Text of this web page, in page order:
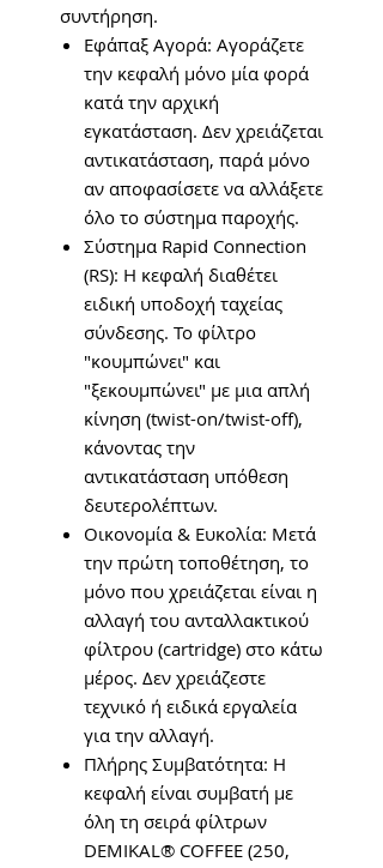
συντήρηση.
Εφάπαξ Αγορά: Αγοράζετε
την κεφαλή μόνο μία φορά
κατά την αρχική
εγκατάσταση. Δεν χρειάζεται
αντικατάσταση, παρά μόνο
αν αποφασίσετε να αλλάξετε
όλο το σύστημα παροχής.
Σύστημα Rapid Connection
(RS): Η κεφαλή διαθέτει
ειδική υποδοχή ταχείας
σύνδεσης. Το φίλτρο
"κουμπώνει" και
"ξεκουμπώνει" με μια απλή
κίνηση (twist-on/twist-off),
κάνοντας την
αντικατάσταση υπόθεση
δευτερολέπτων.
Οικονομία & Ευκολία: Μετά
την πρώτη τοποθέτηση, το
μόνο που χρειάζεται είναι η
αλλαγή του ανταλλακτικού
φίλτρου (cartridge) στο κάτω
μέρος. Δεν χρειάζεστε
τεχνικό ή ειδικά εργαλεία
για την αλλαγή.
Πλήρης Συμβατότητα: Η
κεφαλή είναι συμβατή με
όλη τη σειρά φίλτρων
DEMIKAL® COFFEE (250,